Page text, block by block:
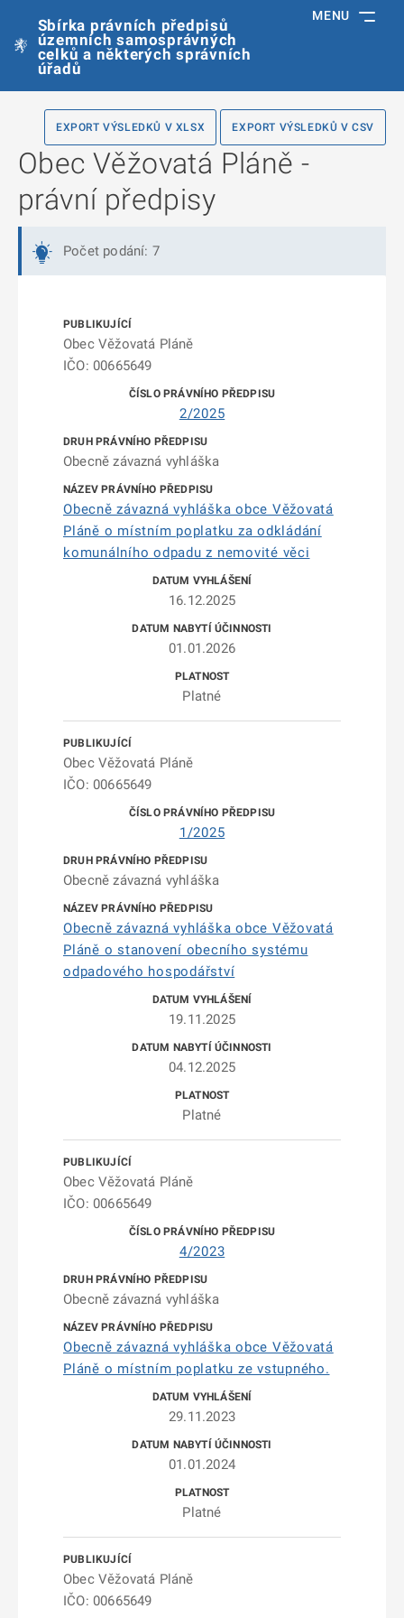
Sbírka právních předpisů
územních samosprávných
celků a některých správních
úřadů
MENU
EXPORT VÝSLEDKŮ V XLSX EXPORT VÝSLEDKŮ V CSV
Obec Věžovatá Pláně -
právní předpisy
Počet podání: 7
Obec Věžovatá Pláně
IČO: 00665649
2/2025
Obecně závazná vyhláška
Obecně závazná vyhláška obce Věžovatá
Pláně o místním poplatku za odkládání
komunálního odpadu z nemovité věci
16.12.2025
01.01.2026
Platné
Obec Věžovatá Pláně
IČO: 00665649
1/2025
Obecně závazná vyhláška
Obecně závazná vyhláška obce Věžovatá
Pláně o stanovení obecního systému
odpadového hospodářství
19.11.2025
04.12.2025
Platné
Obec Věžovatá Pláně
IČO: 00665649
4/2023
Obecně závazná vyhláška
Obecně závazná vyhláška obce Věžovatá
Pláně o místním poplatku ze vstupného.
29.11.2023
01.01.2024
Platné
Obec Věžovatá Pláně
IČO: 00665649